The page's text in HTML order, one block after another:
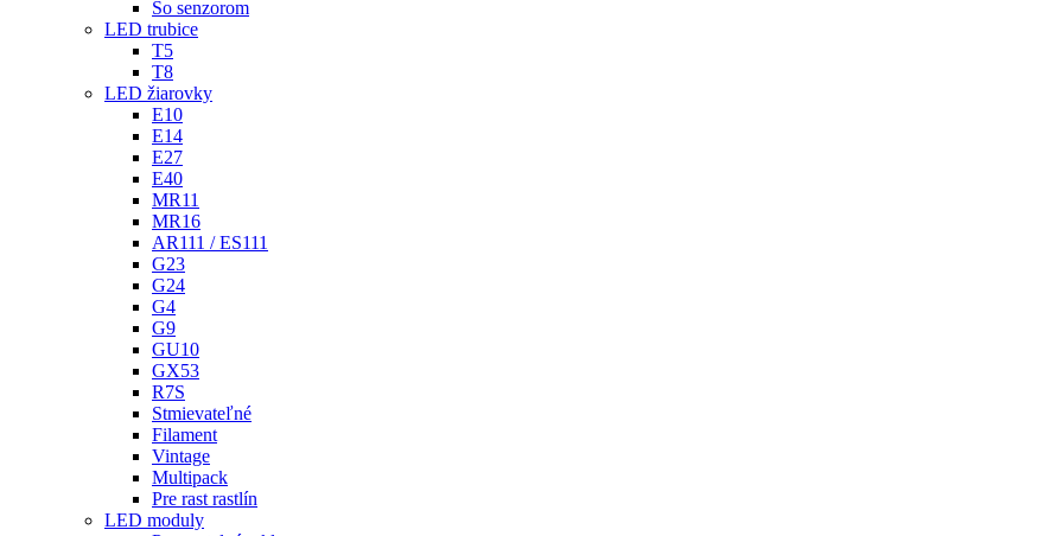
So senzorom
LED trubice
T5
T8
LED žiarovky
E10
E14
E27
E40
MR11
MR16
AR111 / ES111
G23
G24
G4
G9
GU10
GX53
R7S
Stmievateľné
Filament
Vintage
Multipack
Pre rast rastlín
LED moduly